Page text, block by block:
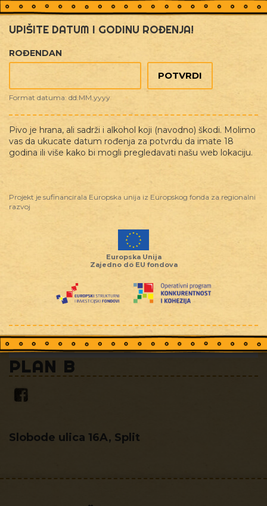
PLAN B
PLAN B
Slobode ulica 16A, Split
UPIŠITE DATUM I GODINU ROĐENJA!
ROĐENDAN
Format datuma: dd.MM.yyyy
Pivo je hrana, ali sadrži i alkohol koji (navodno) škodi. Molimo
vas da ukucate datum rođenja za potvrdu da imate 18
godina ili više kako bi mogli pregledavati našu web lokaciju.
Projekt je sufinancirala Europska unija iz Europskog fonda za regionalni
razvoj
Europska Unija
Zajedno do EU fondova